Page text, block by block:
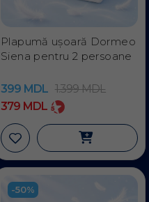
Plapumă ușoară Dormeo
Siena pentru 2 persoanе
399 MDL 1.399MDL
379 MDL
-50%